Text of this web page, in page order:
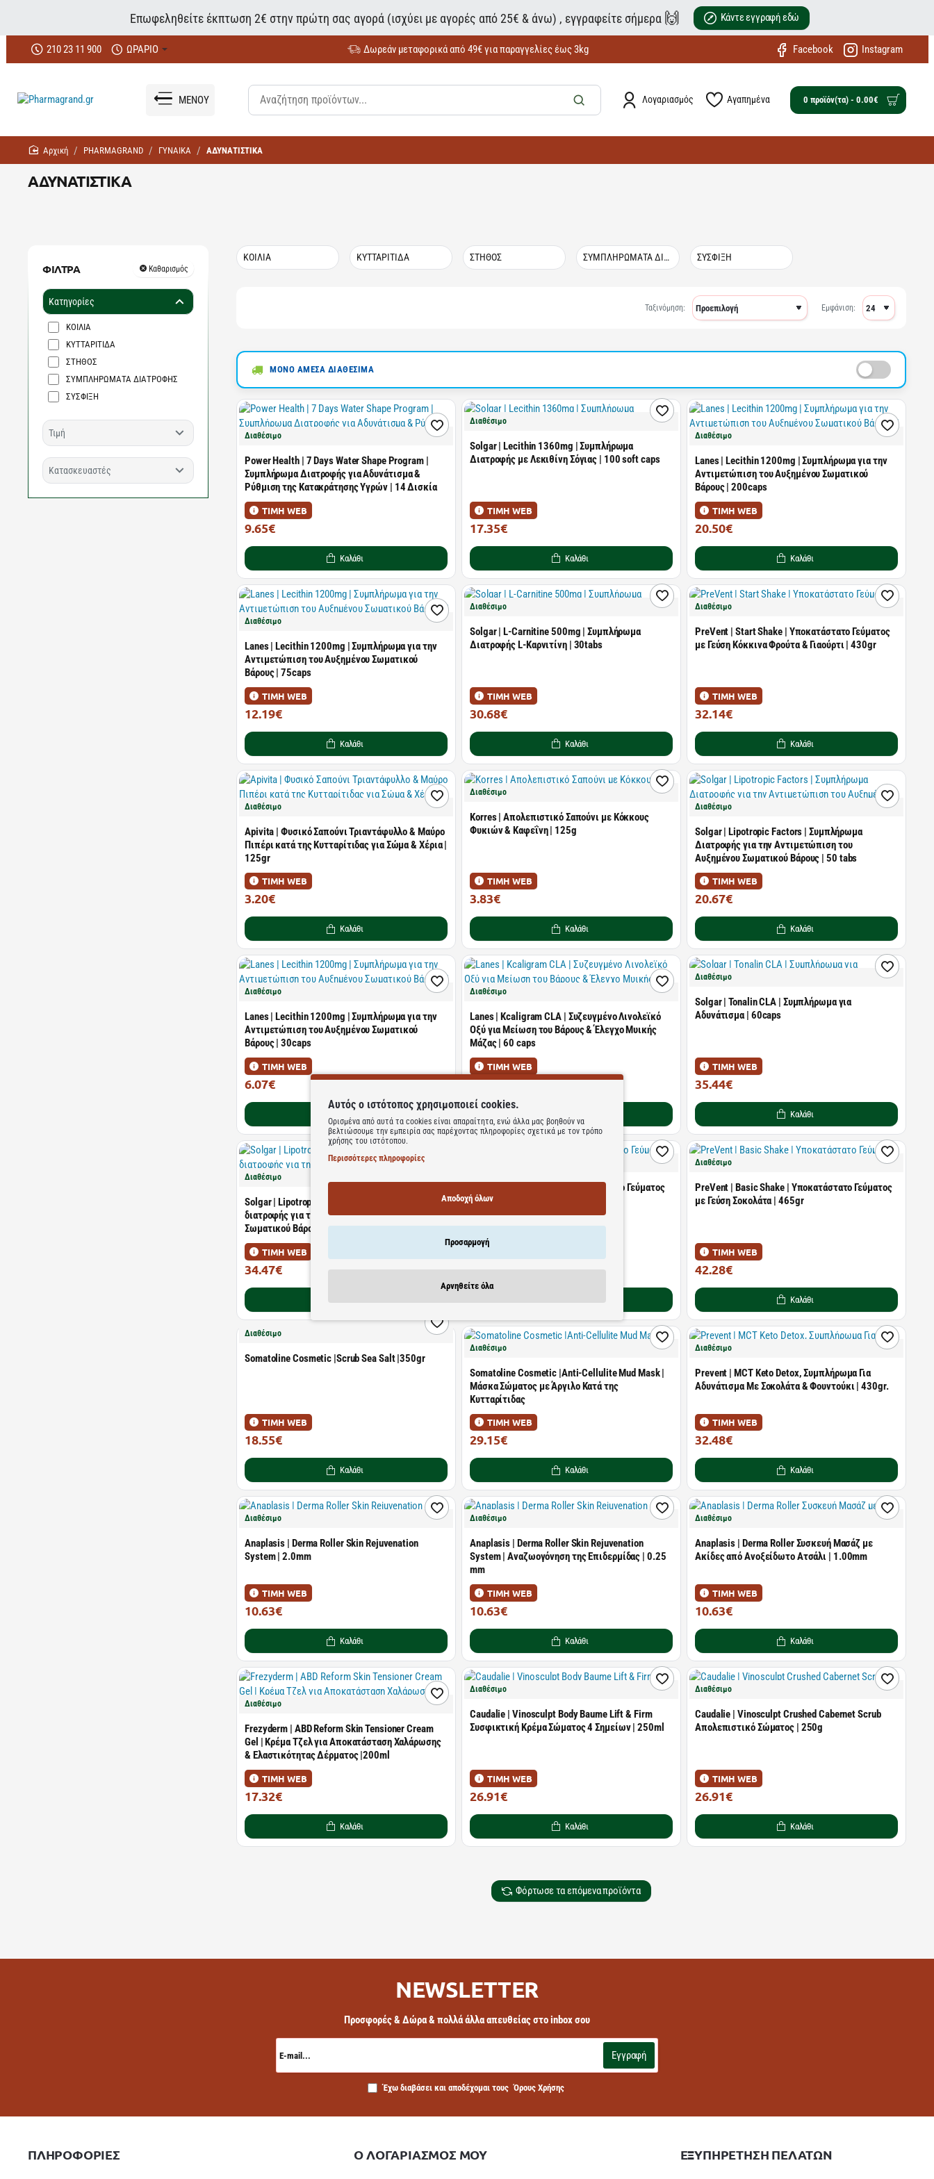
Επωφεληθείτε έκπτωση 2€ στην πρώτη σας αγορά (ισχύει με αγορές από 25€ & άνω) , εγγραφείτε σήμερα 🙌 Κάντε εγγραφή εδώ
210 23 11 900 ΩΡΑΡΙΟ Δωρεάν μεταφορικά από 49€ για παραγγελίες έως 3kg Facebook Instagram
ΜΕΝΟΥ Λογαριασμός Αγαπημένα 0 προϊόν(τα) - 0.00€
ΑΔΥΝΑΤΙΣΤΙΚΑ
homePHARMAGRAND ΓΥΝΑΙΚΑ ΑΔΥΝΑΤΙΣΤΙΚΑ
ΦΙΛΤΡΑ Καθαρισμός
Κατηγορίες
ΚΟΙΛΙΑ
ΚΥΤΤΑΡΙΤΙΔΑ
ΣΤΗΘΟΣ
ΣΥΜΠΛΗΡΩΜΑΤΑ ΔΙΑΤΡΟΦΗΣ
ΣΥΣΦΙΞΗ
Τιμή
Κατασκευαστές
ΚΟΙΛΙΑ ΚΥΤΤΑΡΙΤΙΔΑ ΣΤΗΘΟΣ ΣΥΜΠΛΗΡΩΜΑΤΑ ΔΙΑΤΡΟΦΗΣ ΣΥΣΦΙΞΗ
Ταξινόμηση: Εμφάνιση:
ΜΟΝΟ ΑΜΕΣΑ ΔΙΑΘΕΣΙΜΑ
Διαθέσιμο
Power Health | 7 Days Water Shape Program |
Συμπλήρωμα Διατροφής για Αδυνάτισμα &
Ρύθμιση της Κατακράτησης Υγρών | 14 Δισκία
ΤΙΜΗ WEB
9.65€
Καλάθι
Διαθέσιμο
Solgar | Lecithin 1360mg | Συμπλήρωμα
Διατροφής με Λεκιθίνη Σόγιας | 100 soft caps
ΤΙΜΗ WEB
17.35€
Καλάθι
Διαθέσιμο
Lanes | Lecithin 1200mg | Συμπλήρωμα για την
Αντιμετώπιση του Αυξημένου Σωματικoύ
Βάρους | 200caps
ΤΙΜΗ WEB
20.50€
Καλάθι
Διαθέσιμο
Lanes | Lecithin 1200mg | Συμπλήρωμα για την
Αντιμετώπιση του Αυξημένου Σωματικoύ
Βάρους | 75caps
ΤΙΜΗ WEB
12.19€
Καλάθι
Διαθέσιμο
Solgar | L-Carnitine 500mg | Συμπλήρωμα
Διατροφής L-Καρνιτίνη | 30tabs
ΤΙΜΗ WEB
30.68€
Καλάθι
Διαθέσιμο
PreVent | Start Shake | Υποκατάστατο Γεύματος
με Γεύση Κόκκινα Φρούτα & Γιαούρτι | 430gr
ΤΙΜΗ WEB
32.14€
Καλάθι
Διαθέσιμο
Apivita | Φυσικό Σαπούνι Τριαντάφυλλο & Μαύρο
Πιπέρι κατά της Κυτταρίτιδας για Σώμα & Χέρια |
125gr
ΤΙΜΗ WEB
3.20€
Καλάθι
Διαθέσιμο
Korres | Απολεπιστικό Σαπούνι με Κόκκους
Φυκιών & Καφεΐνη | 125g
ΤΙΜΗ WEB
3.83€
Καλάθι
Διαθέσιμο
Solgar | Lipotropic Factors | Συμπλήρωμα
Διατροφής για την Αντιμετώπιση του
Αυξημένου Σωματικoύ Βάρους | 50 tabs
ΤΙΜΗ WEB
20.67€
Καλάθι
Διαθέσιμο
Lanes | Lecithin 1200mg | Συμπλήρωμα για την
Αντιμετώπιση του Αυξημένου Σωματικoύ
Βάρους | 30caps
ΤΙΜΗ WEB
6.07€
Διαθέσιμο
Lanes | Kcaligram CLA | Συζευγμένο Λινολεϊκό
Οξύ για Μείωση του Βάρους & Έλεγχο Μυικής
Μάζας | 60 caps
ΤΙΜΗ WEB
15.04€
Διαθέσιμο
Solgar | Tonalin CLA | Συμπλήρωμα για
Αδυνάτισμα | 60caps
ΤΙΜΗ WEB
35.44€
Καλάθι
Διαθέσιμο
Solgar | Lipotropic Factors | Συμπλήρωμα
διατροφής για την Αντιμετώπιση του Αυξημένου
Σωματικoύ Βάρους | 100 tabs
ΤΙΜΗ WEB
34.47€
PreVent | Start Shake | Υποκατάστατο Γεύματος
με Γεύση Βανίλια | 430gr
31.29€
Διαθέσιμο
PreVent | Basic Shake | Υποκατάστατο Γεύματος
με Γεύση Σοκολάτα | 465gr
ΤΙΜΗ WEB
42.28€
Καλάθι
Διαθέσιμο
Somatoline Cosmetic |Scrub Sea Salt |350gr
ΤΙΜΗ WEB
18.55€
Καλάθι
Διαθέσιμο
Somatoline Cosmetic |Anti-Cellulite Mud Mask |
Μάσκα Σώματος με Άργιλο Κατά της
Κυτταρίτιδας
ΤΙΜΗ WEB
29.15€
Καλάθι
Διαθέσιμο
Prevent | MCT Keto Detox, Συμπλήρωμα Για
Αδυνάτισμα Με Σοκολάτα & Φουντούκι | 430gr.
ΤΙΜΗ WEB
32.48€
Καλάθι
Διαθέσιμο
Anaplasis | Derma Roller Skin Rejuvenation
System | 2.0mm
ΤΙΜΗ WEB
10.63€
Καλάθι
Διαθέσιμο
Anaplasis | Derma Roller Skin Rejuvenation
System | Αναζωογόνηση της Επιδερμίδας | 0.25
mm
ΤΙΜΗ WEB
10.63€
Καλάθι
Διαθέσιμο
Anaplasis | Derma Roller Συσκευή Μασάζ με
Aκίδες από Ανοξείδωτο Ατσάλι | 1.00mm
ΤΙΜΗ WEB
10.63€
Καλάθι
Διαθέσιμο
Frezyderm | ABD Reform Skin Tensioner Cream
Gel | Κρέμα Τζελ για Αποκατάσταση Χαλάρωσης
& Ελαστικότητας Δέρματος |200ml
ΤΙΜΗ WEB
17.32€
Καλάθι
Διαθέσιμο
Caudalie | Vinosculpt Body Baume Lift & Firm
Συσφικτική Κρέμα Σώματος 4 Σημείων | 250ml
ΤΙΜΗ WEB
26.91€
Καλάθι
Διαθέσιμο
Caudalie | Vinosculpt Crushed Cabernet Scrub
Απολεπιστικό Σώματος | 250g
ΤΙΜΗ WEB
26.91€
Καλάθι
Φόρτωσε τα επόμενα προϊόντα
NEWSLETTER
Προσφορές & Δώρα & πολλά άλλα απευθείας στο inbox σου
mail...
Εγγραφή
Έχω διαβάσει και αποδέχομαι τους Όρους Χρήσης
ΠΛΗΡΟΦΟΡΙΕΣ Ο ΛΟΓΑΡΙΑΣΜΟΣ ΜΟΥ ΕΞΥΠΗΡΕΤΗΣΗ ΠΕΛΑΤΩΝ
Αυτός ο ιστότοπος χρησιμοποιεί cookies.
Ορισμένα από αυτά τα cookies είναι απαραίτητα, ενώ άλλα μας βοηθούν να
βελτιώσουμε την εμπειρία σας παρέχοντας πληροφορίες σχετικά με τον τρόπο
χρήσης του ιστότοπου.
Περισσότερες πληροφορίες
Αποδοχή όλων
Προσαρμογή
Αρνηθείτε όλα